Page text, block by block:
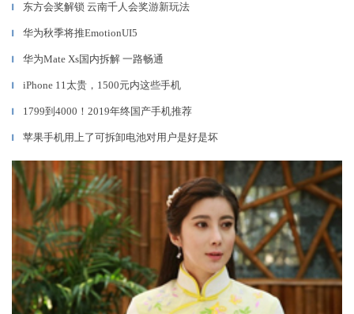
▎ 东方会奖解锁 云南千人会奖游新玩法
▎ 华为秋季将推EmotionUI5
▎ 华为Mate Xs国内拆解 一路畅通
▎ iPhone 11太贵，1500元内这些手机
▎ 1799到4000！2019年终国产手机推荐
▎ 苹果手机用上了可拆卸电池对用户是好是坏